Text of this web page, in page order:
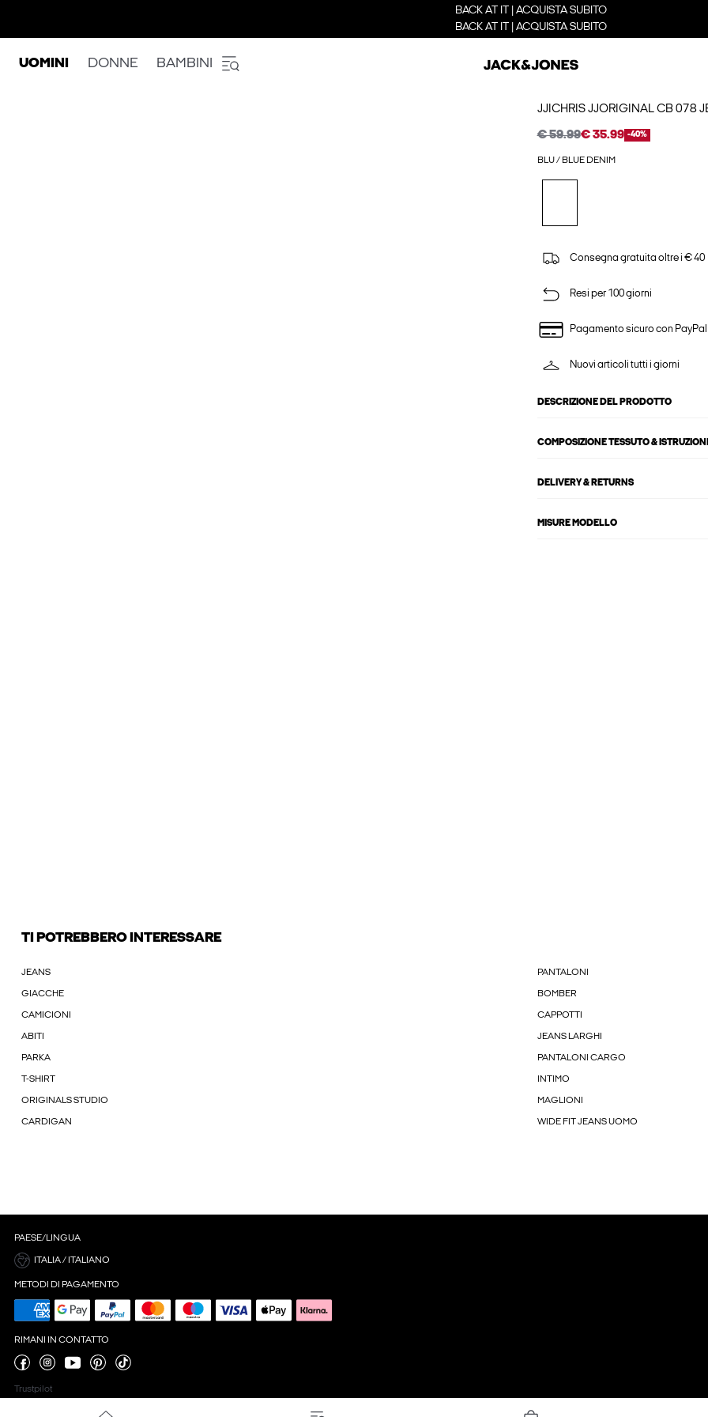
BACK AT IT | ACQUISTA SUBITO
BACK AT IT | ACQUISTA SUBITO
UOMINI DONNE BAMBINI
JJICHRIS JJORIGINAL CB 078
€ 59.99€ 35.99 -40%
BLU / BLUE DENIM
Consegna gratuita oltre i € 40
Resi per 100 giorni
Pagamento sicuro con PayPal
Nuovi articoli tutti i giorni
DESCRIZIONE DEL PRODOTTO
COMPOSIZIONE TESSUTO &
DELIVERY & RETURNS
MISURE MODELLO
TI POTREBBERO INTERESSARE
JEANS PANTALONI
GIACCHE BOMBER
CAMICIONI CAPPOTTI
ABITI JEANS LARGHI
PARKA PANTALONI CARGO
T-SHIRT INTIMO
ORIGINALS STUDIO MAGLIONI
CARDIGAN WIDE FIT JEANS UOMO
PAESE/LINGUA
ITALIA / ITALIANO
METODI DI PAGAMENTO
RIMANI IN CONTATTO
Trustpilot